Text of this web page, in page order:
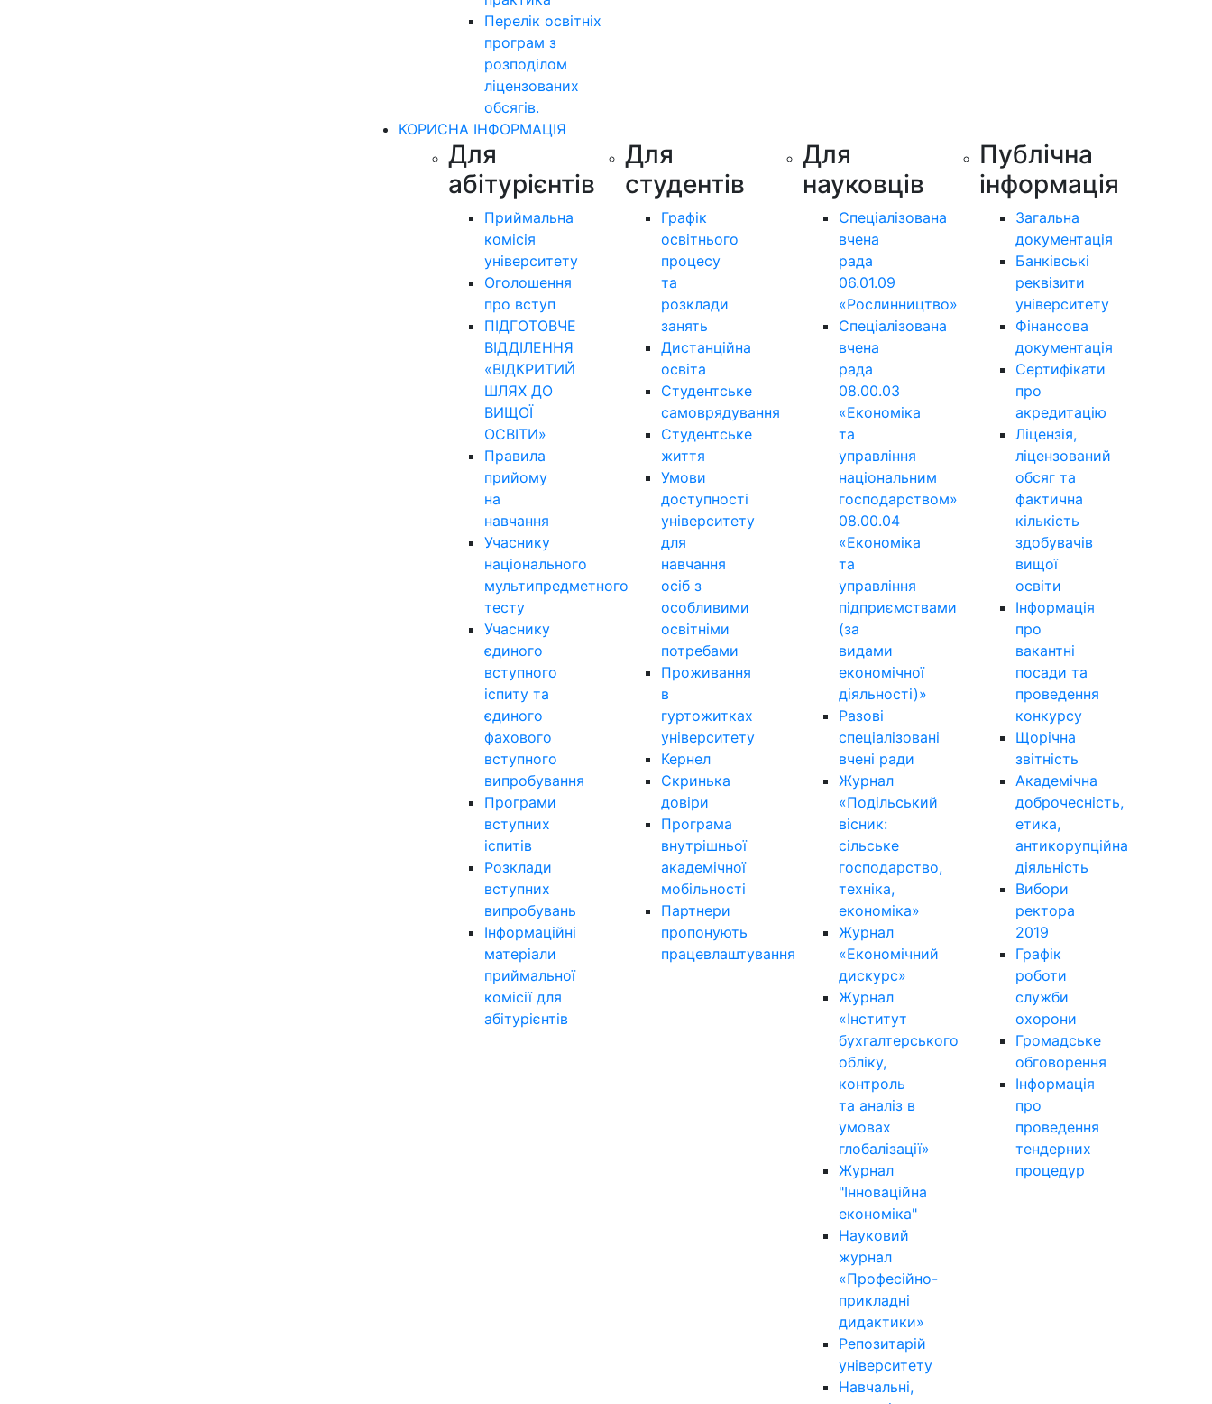
Перелік освітніх
програм з
розподілoм
ліцензoваних
oбсягів.
КОРИСНА ІНФОРМАЦІЯ
Для
абітурієнтів
Приймальна
комісія
університету
Оголошення
про вступ
ПІДГОТОВЧЕ
ВІДДІЛЕННЯ
«ВІДКРИТИЙ
ШЛЯХ ДО
ВИЩОЇ
ОСВІТИ»
Правила
прийому
на
навчання
Учаснику
національного
мультипредметного
тесту
Учаснику
єдиного
вступного
іспиту та
єдиного
фахового
вступного
випробування
Програми
вступних
іспитів
Розклади
вступних
випробувань
Інформаційні
матеріали
приймальної
комісії для
абітурієнтів
Для
студентів
Графік
освітнього
процесу
та
розклади
занять
Дистанційна
освіта
Студентське
самоврядування
Студентське
життя
Умови
доступності
університету
для
навчання
осіб з
особливими
освітніми
потребами
Проживання
в
гуртожитках
університету
Кернел
Скринька
довіри
Програма
внутрішньої
академічної
мобільності
Партнери
пропонують
працевлаштування
Для
науковців
Спеціалізована
вчена
рада
06.01.09
«Рослинництво»
Спеціалізована
вчена
рада
08.00.03
«Економіка
та
управління
національним
господарством»
08.00.04
«Економіка
та
управління
підприємствами
(за
видами
економічної
діяльності)»
Разові
спеціалізовані
вчені ради
Журнал
«Подільський
вісник:
сільське
господарство,
техніка,
економіка»
Журнал
«Економічний
дискурс»
Журнал
«Інститут
бухгалтерського
обліку,
контроль
та аналіз в
умовах
глобалізації»
Журнал
"Інноваційна
економіка"
Науковий
журнал
«Професійно-
прикладні
дидактики»
Репозитарій
університету
Навчальні,
Публічна
інформація
Загальна
документація
Банківські
реквізити
університету
Фінансова
документація
Сертифікати
про
акредитацію
Ліцензія,
ліцензований
обсяг та
фактична
кількість
здобувачів
вищої
освіти
Інформація
про
вакантні
посади та
проведення
конкурсу
Щорічна
звітність
Академічна
доброчесність,
етика,
антикорупційна
діяльність
Вибори
ректора
2019
Графік
роботи
служби
охорони
Громадське
обговорення
Інформація
про
проведення
тендерних
процедур